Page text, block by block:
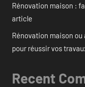
Rénovation maison :
article
Rénovation maison
pour réussir vos
Recent